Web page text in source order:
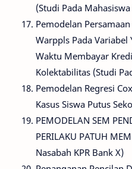
(Studi Pada
Pemodelan
Warppls Pada
Waktu Membayar
Kolektabilitas (Studi
Pemodelan Regresi
Kasus Siswa Putus
PEMODELAN SEM
PERILAKU PATUH
Nasabah KPR Bank X)